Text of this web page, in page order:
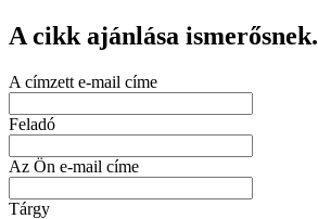
A cikk ajánlása ismerősnek.
A címzett e-mail címe
Feladó
Az Ön e-mail címe
Tárgy